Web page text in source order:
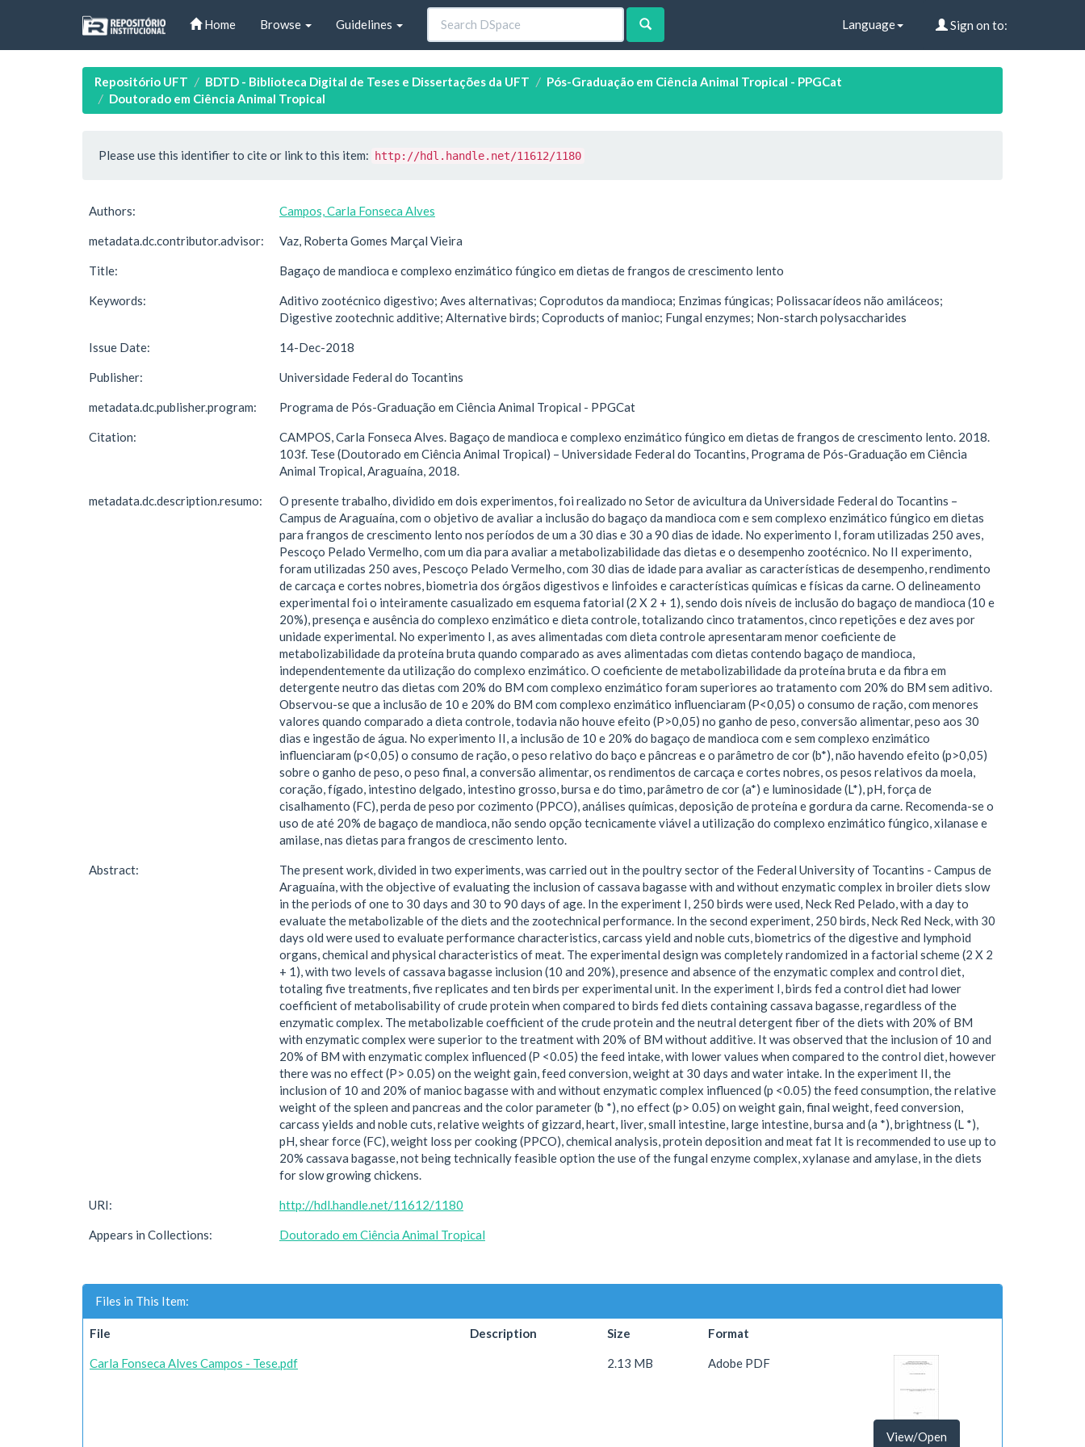
Home Browse Guidelines Language Sign on to:
Repositório UFT BDTD - Biblioteca Digital de Teses e Dissertações da UFT
Pós-Graduação em Ciência Animal Tropical - PPGCat
Doutorado em Ciência Animal Tropical
Please use this identifier to cite or link to this item: http://hdl.handle.net/11612/1180
Authors: Campos, Carla Fonseca Alves
metadata.dc.contributor.advisor: Vaz, Roberta Gomes Marçal Vieira
Title: Bagaço de mandioca e complexo enzimático fúngico em dietas de frangos de crescimento lento
Keywords:
Aditivo zootécnico digestivo; Aves alternativas; Coprodutos da mandioca; Enzimas fúngicas; Polissacarídeos não amiláceos;
Digestive zootechnic additive; Alternative birds; Coproducts of manioc; Fungal enzymes; Non-starch polysaccharides
Issue Date: 14-Dec-2018
Publisher: Universidade Federal do Tocantins
metadata.dc.publisher.program: Programa de Pós-Graduação em Ciência Animal Tropical - PPGCat
Citation:
CAMPOS, Carla Fonseca Alves. Bagaço de mandioca e complexo enzimático fúngico em dietas de frangos de crescimento lento. 2018.
103f. Tese (Doutorado em Ciência Animal Tropical) – Universidade Federal do Tocantins, Programa de Pós-Graduação em Ciência
Animal Tropical, Araguaína, 2018.
metadata.dc.description.resumo:
O presente trabalho, dividido em dois experimentos, foi realizado no Setor de avicultura da Universidade Federal do Tocantins –
Campus de Araguaína, com o objetivo de avaliar a inclusão do bagaço da mandioca com e sem complexo enzimático fúngico em dietas
para frangos de crescimento lento nos períodos de um a 30 dias e 30 a 90 dias de idade. No experimento I, foram utilizadas 250 aves,
Pescoço Pelado Vermelho, com um dia para avaliar a metabolizabilidade das dietas e o desempenho zootécnico. No II experimento,
foram utilizadas 250 aves, Pescoço Pelado Vermelho, com 30 dias de idade para avaliar as características de desempenho, rendimento
de carcaça e cortes nobres, biometria dos órgãos digestivos e linfoides e características químicas e físicas da carne. O delineamento
experimental foi o inteiramente casualizado em esquema fatorial (2 X 2 + 1), sendo dois níveis de inclusão do bagaço de mandioca (10 e
20%), presença e ausência do complexo enzimático e dieta controle, totalizando cinco tratamentos, cinco repetições e dez aves por
unidade experimental. No experimento I, as aves alimentadas com dieta controle apresentaram menor coeficiente de
metabolizabilidade da proteína bruta quando comparado as aves alimentadas com dietas contendo bagaço de mandioca,
independentemente da utilização do complexo enzimático. O coeficiente de metabolizabilidade da proteína bruta e da fibra em
detergente neutro das dietas com 20% do BM com complexo enzimático foram superiores ao tratamento com 20% do BM sem aditivo.
Observou-se que a inclusão de 10 e 20% do BM com complexo enzimático influenciaram (P<0,05) o consumo de ração, com menores
valores quando comparado a dieta controle, todavia não houve efeito (P>0,05) no ganho de peso, conversão alimentar, peso aos 30
dias e ingestão de água. No experimento II, a inclusão de 10 e 20% do bagaço de mandioca com e sem complexo enzimático
influenciaram (p<0,05) o consumo de ração, o peso relativo do baço e pâncreas e o parâmetro de cor (b*), não havendo efeito (p>0,05)
sobre o ganho de peso, o peso final, a conversão alimentar, os rendimentos de carcaça e cortes nobres, os pesos relativos da moela,
coração, fígado, intestino delgado, intestino grosso, bursa e do timo, parâmetro de cor (a*) e luminosidade (L*), pH, força de
cisalhamento (FC), perda de peso por cozimento (PPCO), análises químicas, deposição de proteína e gordura da carne. Recomenda-se o
uso de até 20% de bagaço de mandioca, não sendo opção tecnicamente viável a utilização do complexo enzimático fúngico, xilanase e
amilase, nas dietas para frangos de crescimento lento.
Abstract:
The present work, divided in two experiments, was carried out in the poultry sector of the Federal University of Tocantins - Campus de
Araguaína, with the objective of evaluating the inclusion of cassava bagasse with and without enzymatic complex in broiler diets slow
in the periods of one to 30 days and 30 to 90 days of age. In the experiment I, 250 birds were used, Neck Red Pelado, with a day to
evaluate the metabolizable of the diets and the zootechnical performance. In the second experiment, 250 birds, Neck Red Neck, with 30
days old were used to evaluate performance characteristics, carcass yield and noble cuts, biometrics of the digestive and lymphoid
organs, chemical and physical characteristics of meat. The experimental design was completely randomized in a factorial scheme (2 X 2
+ 1), with two levels of cassava bagasse inclusion (10 and 20%), presence and absence of the enzymatic complex and control diet,
totaling five treatments, five replicates and ten birds per experimental unit. In the experiment I, birds fed a control diet had lower
coefficient of metabolisability of crude protein when compared to birds fed diets containing cassava bagasse, regardless of the
enzymatic complex. The metabolizable coefficient of the crude protein and the neutral detergent fiber of the diets with 20% of BM
with enzymatic complex were superior to the treatment with 20% of BM without additive. It was observed that the inclusion of 10 and
20% of BM with enzymatic complex influenced (P <0.05) the feed intake, with lower values when compared to the control diet, however
there was no effect (P> 0.05) on the weight gain, feed conversion, weight at 30 days and water intake. In the experiment II, the
inclusion of 10 and 20% of manioc bagasse with and without enzymatic complex influenced (p <0.05) the feed consumption, the relative
weight of the spleen and pancreas and the color parameter (b *), no effect (p> 0.05) on weight gain, final weight, feed conversion,
carcass yields and noble cuts, relative weights of gizzard, heart, liver, small intestine, large intestine, bursa and (a *), brightness (L *),
pH, shear force (FC), weight loss per cooking (PPCO), chemical analysis, protein deposition and meat fat It is recommended to use up to
20% cassava bagasse, not being technically feasible option the use of the fungal enzyme complex, xylanase and amylase, in the diets
for slow growing chickens.
URI: http://hdl.handle.net/11612/1180
Appears in Collections: Doutorado em Ciência Animal Tropical
Files in This Item:
File Description Size Format
Carla Fonseca Alves Campos - Tese.pdf 2.13 MB Adobe PDF
View/Open